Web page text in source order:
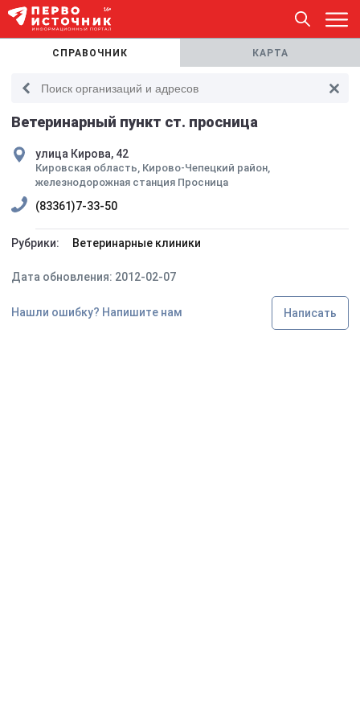
СПРАВОЧНИК КАРТА
Ветеринарный пункт ст. просница
улица Кирова, 42
Кировская область, Кирово-Чепецкий район,
железнодорожная станция Просница
(83361)7-33-50
Рубрики: Ветеринарные клиники
Дата обновления: 2012-02-07
Нашли ошибку? Напишите нам Написать